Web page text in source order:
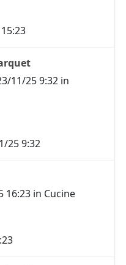
11/25 9:32 in
25 9:32
16:23 in Cucine